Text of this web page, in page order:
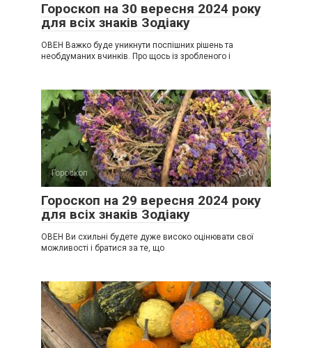
Гороскоп на 30 вересня 2024 року
для всіх знаків Зодіаку
ОВЕН Важко буде уникнути поспішних рішень та
необдуманих вчинків. Про щось із зробленого і
Гороскоп 0
Гороскоп на 29 вересня 2024 року
для всіх знаків Зодіаку
ОВЕН Ви схильні будете дуже високо оцінювати свої
можливості і братися за те, що